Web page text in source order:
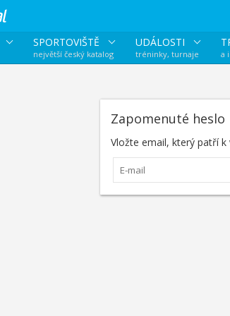
SPORTOVIŠTĚ
největší český katalog
UDÁLOSTI
tréninky, turnaje a
Zapomenuté heslo
Vložte email, který patří k